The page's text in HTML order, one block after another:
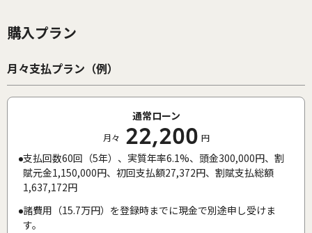
購入プラン
月々支払プラン（例）
通常ローン
月々 22,200 円
支払回数60回（5年）、実質年率6.1%、頭金300,000円、割
賦元金1,150,000円、初回支払額27,372円、割賦支払総額
1,637,172円
諸費用（15.7万円）を登録時までに現金で別途申し受けま
す。